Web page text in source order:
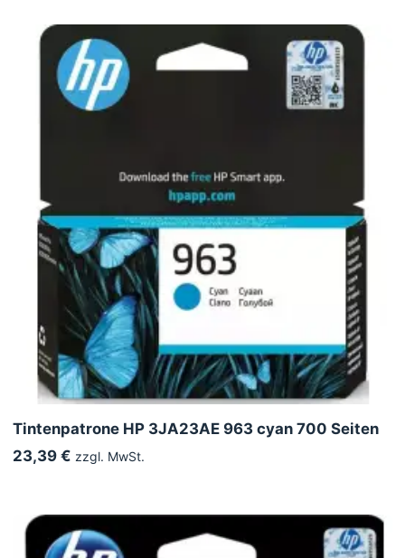
Tintenpatrone HP 3JA23AE 963 cyan 700 Seiten
23,39 € zzgl. MwSt.